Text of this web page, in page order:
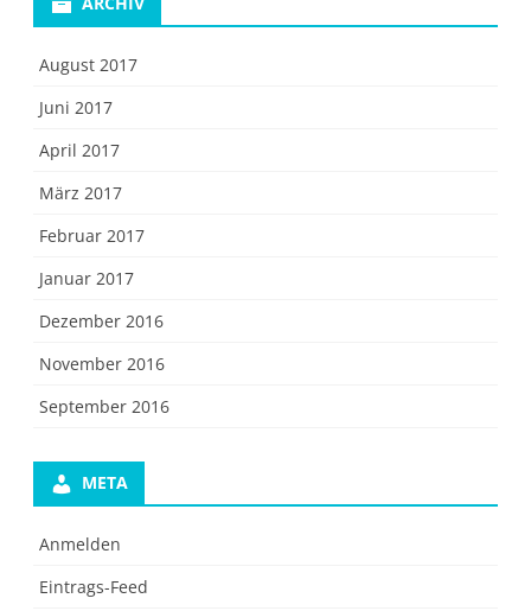
August 2017
Juni 2017
April 2017
März 2017
Februar 2017
Januar 2017
Dezember 2016
November 2016
September 2016
META
Anmelden
Eintrags-Feed